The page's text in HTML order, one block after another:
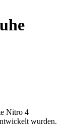
Nitro 4
wurden.